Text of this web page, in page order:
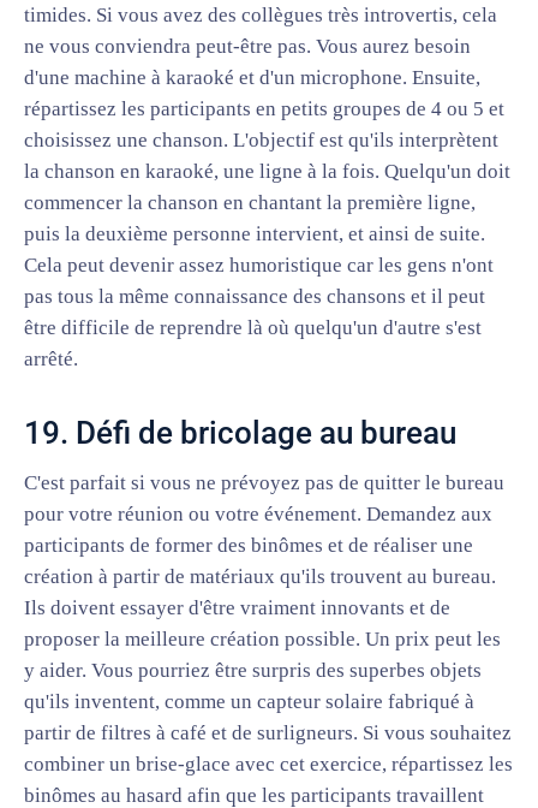
timides. Si vous avez des collègues très introvertis, cela
ne vous conviendra peut-être pas. Vous aurez besoin
d'une machine à karaoké et d'un microphone. Ensuite,
répartissez les participants en petits groupes de 4 ou 5 et
choisissez une chanson. L'objectif est qu'ils interprètent
la chanson en karaoké, une ligne à la fois. Quelqu'un doit
commencer la chanson en chantant la première ligne,
puis la deuxième personne intervient, et ainsi de suite.
Cela peut devenir assez humoristique car les gens n'ont
pas tous la même connaissance des chansons et il peut
être difficile de reprendre là où quelqu'un d'autre s'est
arrêté.
19. Défi de bricolage au bureau
C'est parfait si vous ne prévoyez pas de quitter le bureau
pour votre réunion ou votre événement. Demandez aux
participants de former des binômes et de réaliser une
création à partir de matériaux qu'ils trouvent au bureau.
Ils doivent essayer d'être vraiment innovants et de
proposer la meilleure création possible. Un prix peut les
y aider. Vous pourriez être surpris des superbes objets
qu'ils inventent, comme un capteur solaire fabriqué à
partir de filtres à café et de surligneurs. Si vous souhaitez
combiner un brise-glace avec cet exercice, répartissez les
binômes au hasard afin que les participants travaillent